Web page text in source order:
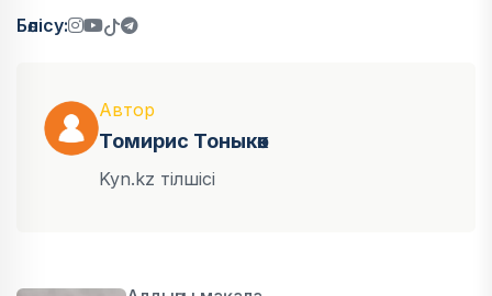
Бөлісу:
Автор
Томирис Тоныкөк
Kyn.kz тілшісі